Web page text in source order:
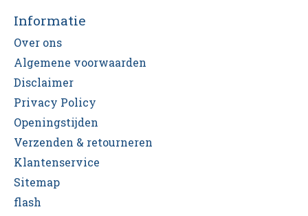
Informatie
Over ons
Algemene voorwaarden
Disclaimer
Privacy Policy
Openingstijden
Verzenden & retourneren
Klantenservice
Sitemap
flash